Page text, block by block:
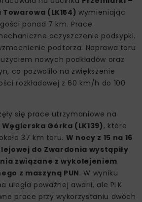
(LK154)wymieniając
ponad 7 km. Prace
oczyszczenie podsypki,
podtorza. Naprawa toru
nowych podkładów oraz
co pozwoliło na zwiększenie
rozkładowej z 60 km/h do 100
się prace utrzymaniowe na
Górka (LK139), które
37 km toru. W nocy z 15 na 16
do Zwardonia wystąpiły
związane z wykolejeniem
z maszyną PUN. W wyniku
uległa poważnej awarii, ale PLK
prace przy wykorzystaniu dwóch